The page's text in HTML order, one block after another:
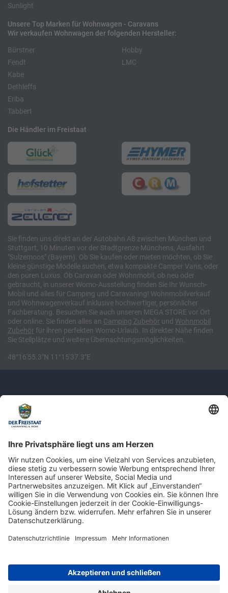
Sunlight
Unsere Top Marken für Wohnwagen - Caravans
Wir verkaufen Wohnwagen der folgenden Hersteller:
Bürstner
Fendt
Kabe
Hobby
LMC
Dethleffs
Eriba
Tabbert
Die Händler im Freistaat
Sie finden uns direkt an der Autobahn A8 zwischen München und
Stuttgart, 10 Minuten vor der Stadtgrenze Münchens, Ausfahrt
"Sulzemoos" (Bayern). Ob Sie kaufen oder mieten möchten, ob Sie
kleine günstige Modelle suchen, etwa kompakte Camper Vans, oder
den puren Luxus. Ob Caravan oder Wohnmobil, ob neu oder
gebraucht, in unserer Womo-Ausstellung finden Sie Ihr Wunsch-
Mobil und alles für Camping und Caravaning! Wohnmobilverkauf
und Wohnwagenverkauf inklusive hochwertiger, persönlicher
Fachberatung. Besuchen Sie auch unseren MEGA STORE vor Ort
oder online. Sie finden alles an Camping Zubehör und Wohnmobil
Zubehör für ihren perfekten Womo-Urlaub. In direkter Nähe finden
Sie Stellplätze und weitere Übernachtungsmöglichkeiten.
48°16'55.3"N 11°15'37.3"E
Newsletter: Jetzt auf
shop.derfreistaat.de anmelden und
einen 5€ Gutschein für unseren Online-
Shop erhalten!*
Impressum Datenschutz Barrierefreiheit